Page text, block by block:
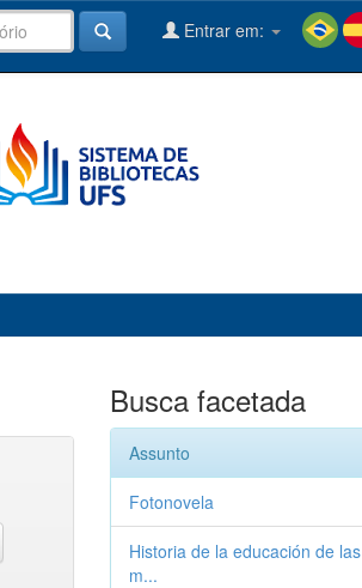
Entrar em:
Busca facetada
Assunto
Fotonovela
Historia de la educación de las
m...